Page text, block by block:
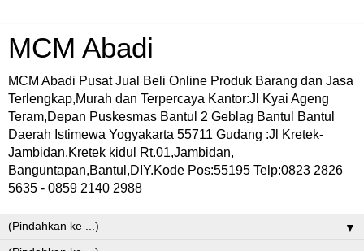
MCM Abadi
MCM Abadi Pusat Jual Beli Online Produk Barang dan Jasa
Terlengkap,Murah dan Terpercaya Kantor:Jl Kyai Ageng
Teram,Depan Puskesmas Bantul 2 Geblag Bantul Bantul
Daerah Istimewa Yogyakarta 55711 Gudang :Jl Kretek-
Jambidan,Kretek kidul Rt.01,Jambidan,
Banguntapan,Bantul,DIY.Kode Pos:55195 Telp:0823 2826
5635 - 0859 2140 2988
▼